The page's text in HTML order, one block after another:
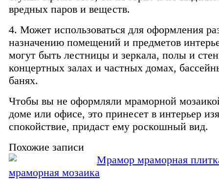
вредных паров и веществ.
4. Может использоваться для оформления
назначению помещений и предметов
могут быть лестницы и зеркала, полы и
концертных залах и частных домах,
банях.
Чтобы вы не оформляли мраморной
доме или офисе, это принесет в интерьер
спокойствие, придаст ему роскошный вид.
Похожие записи
Мрамор мраморная
мраморная мозаика